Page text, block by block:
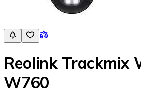
Reolink Trackmix
W760